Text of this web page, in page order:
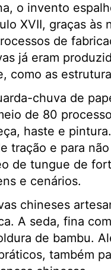
o invento
XVII, graças às
de
já eram
como as
chuva de
de 80
haste e
tração e para
de tungue de
e cenários.
chineses
A seda, fina
de bambu.
também